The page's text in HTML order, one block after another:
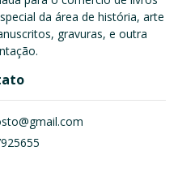
da área de história, arte
gravuras, e outra